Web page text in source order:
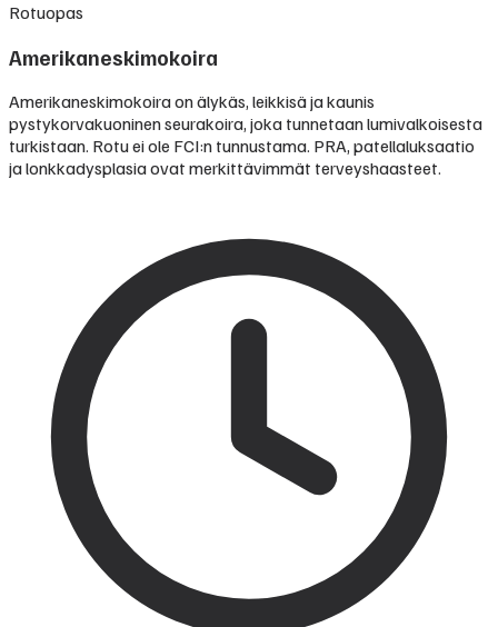
Rotuopas
Amerikaneskimokoira
Amerikaneskimokoira on älykäs, leikkisä ja kaunis
pystykorvakuoninen seurakoira, joka tunnetaan lumivalkoisesta
turkistaan. Rotu ei ole FCI:n tunnustama. PRA, patellaluksaatio
ja lonkkadysplasia ovat merkittävimmät terveyshaasteet.